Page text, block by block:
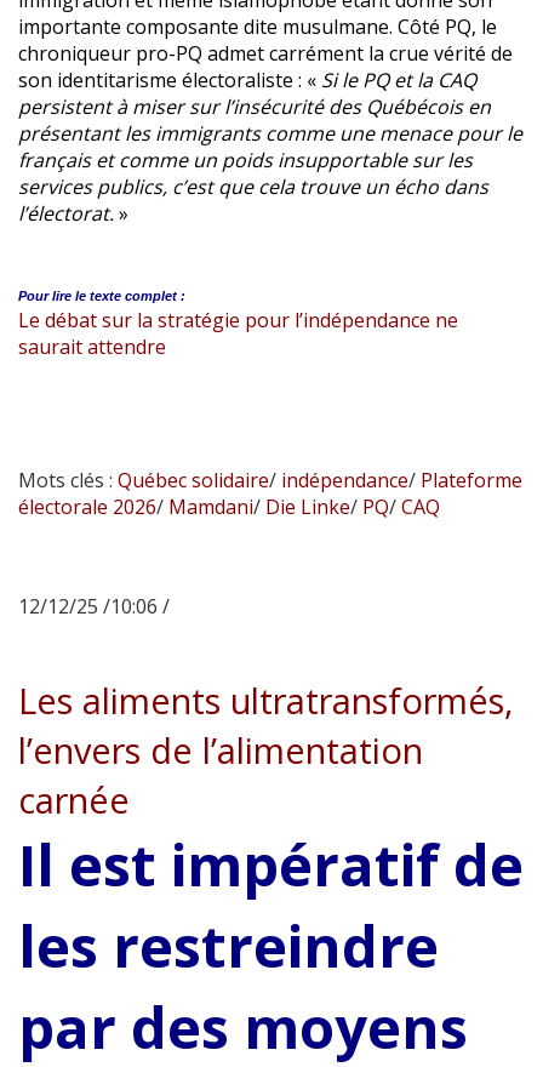
importante composante dite musulmane. Côté PQ, le
chroniqueur pro-PQ admet carrément la crue vérité de
son identitarisme électoraliste : « Si le PQ et la CAQ
persistent à miser sur l’insécurité des Québécois en
présentant les immigrants comme une menace pour le
français et comme un poids insupportable sur les
services publics, c’est que cela trouve un écho dans
l’électorat.»
Pour lire le texte complet :
Le débat sur la stratégie pour l’indépendance ne
saurait attendre
Mots clés : Québec solidaire/ indépendance/ Plateforme
électorale 2026/ Mamdani/ Die Linke/ PQ/CAQ
12/12/25 /10:06 /
Les aliments ultratransformés,
l’envers de l’alimentation
carnée
Il est impératif de
les restreindre
par des moyens